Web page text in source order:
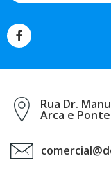
Rua Dr.
Arca e